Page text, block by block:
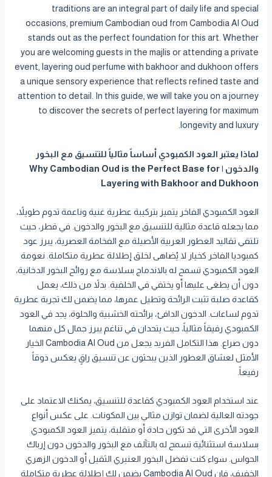
traditions are an integral part of daily life and special
occasions, premium Cambodian oud from Cambodia Al Oud
stands out as the perfect foundation for this art. Whether
you are welcoming guests in the majlis or attending a private
event, layering oud perfume with bakhoor and dukhoon offers
a unique sensory experience that reflects refined taste and
attention to detail. In this guide, we will take you on a journey
to discover the secrets of perfect layering for maximum
longevity and luxury.
لماذا يعتبر العود الكمبودي أساساً مثالياً للتنسيق مع البخور
والدخون | Why Cambodian Oud is the Perfect Base for
Layering with Bakhoor and Dukhoon
العود الكمبودي الفاخر يتميز بتركيبة عطرية غنية وناعمة تدوم طويلاً،
مما يجعله قاعدة مثالية للتنسيق مع البخور والدخون. في قطر، حيث
تلتقي تقاليد العطور العربية الأصيلة مع الفخامة العصرية، يبرز عود
كمبوديا الفاخر كخيار لا يُضاهى لخلق إطلالة عطرية متكاملة. نعومة
العود الكمبودي تسمح له بالاندماج بسلاسة مع روائح البخور الدخانية،
دون أن يطغى عليها أو يختفي في الخلفية. بدلاً من ذلك، يعمل
كقاعدة صلبة تثبت الرائحة وتطيل عمرها، مما يضمن لك تجربة عطرية
تدوم لساعات. الدخون الدافئ، برائحته الخشبية والحلوة، يجد في العود
الكمبودي رفيقاً مثالياً، حيث يتحدان في تناغم يبرز جمال كل منهما
دون صراع. هذا التكامل الفريد يجعل من Cambodia Al Oud الخيار
الأمثل لعشاق العطور الذين يبحثون عن تنسيق راقٍ يعكس ذوقاً
رفيعاً.
عند استخدام العود الكمبودي كقاعدة للتنسيق، يمكنك الاعتماد على
جودته العالية لضمان توازن مثالي بين المكونات. على عكس أنواع
العود الأخرى التي قد تكون حادة أو متقلبة، يتميز العود الكمبودي
بسلاسة استثنائية تسمح له بالتآلف مع البخور والدخون دون إرباك
الحواس. سواء كنت تفضل البخور العنبري الثقيل أو الدخون الزهري
الخفيف، فإن Cambodia Al Oud يضمن لك إطلالة عطرية متكاملة